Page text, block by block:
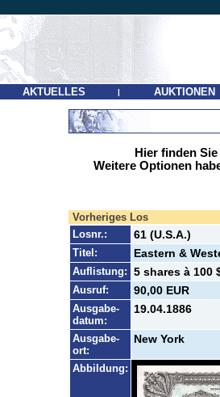
AKTUELLES | AUKTIONEN
Hier finden
Weitere Optionen
Vorheriges Los
Losnr.:
61 (U.S.A.)
Titel: Eastern &
Auflistung: 5 shares à 100
Ausruf: 90,00 EUR
Ausgabe-
datum:
19.04.1886
Ausgabe-
ort:
New York
Abbildung: